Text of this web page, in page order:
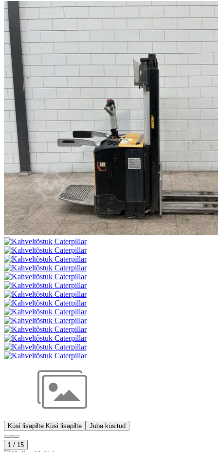
Küsi lisapilte Küsi lisapilte Juba küsitud
1 / 15